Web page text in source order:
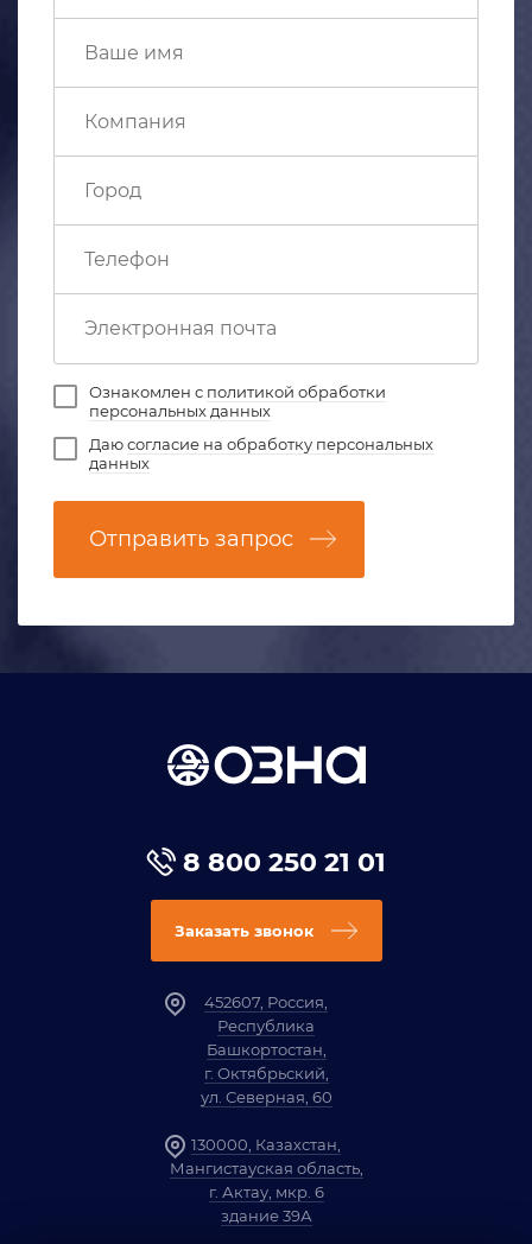
Ознакомлен с политикой обработки
персональных данных
Даюсогласие на обработку персональных
данных
Отправить запрос
8 800 250 21 01
Заказать звонок
452607, Россия,
Республика
Башкортостан,
г. Октябрьский,
ул. Северная, 60
130000, Казахстан,
Мангистауская область,
г. Актау, мкр. 6
здание 39А